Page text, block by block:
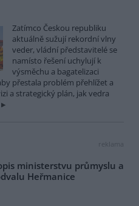
Zatímco Českou republiku
aktuálně sužují rekordní vlny
veder, vládní představitelé se
namísto řešení uchylují k
výsměchu a bagatelizaci
přestala problém přehlížet a
a strategický plán, jak vedra
reklama
ministerstvu průmyslu a
Heřmanice